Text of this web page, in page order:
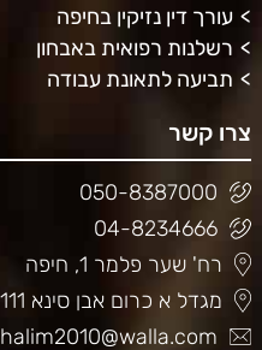
עורך דין נזיקין בחיפה
רשלנות רפואית באבחון
תביעה לתאונת עבודה
צרו קשר
050-8387000
04-8234666
רח' שער פלמר 1, חיפה
מגדל א כרום אבן סינא 111
halim2010@walla.com